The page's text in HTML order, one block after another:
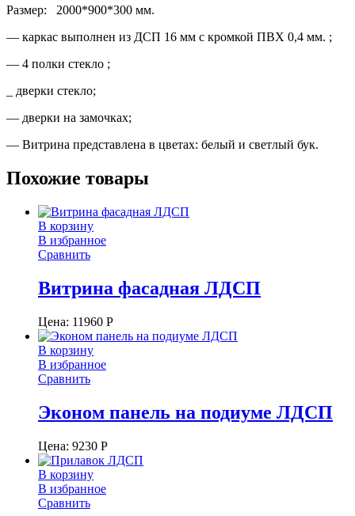
Размер: 2000*900*300 мм.
— каркас выполнен из ДСП 16 мм с кромкой ПВХ 0,4 мм. ;
— 4 полки стекло ;
_ дверки стекло;
— дверки на замочках;
— Витрина представлена в цветах: белый и светлый бук.
Похожие товары
В корзину
В избранное
Сравнить
Витрина фасадная ЛДСП
Цена: 11960 Р
В корзину
В избранное
Сравнить
Эконом панель на подиуме ЛДСП
Цена: 9230 Р
В корзину
В избранное
Сравнить